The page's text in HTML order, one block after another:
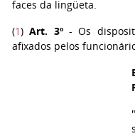
faces da lingüeta.
(1)Art. 3º- Os
afixados pelos